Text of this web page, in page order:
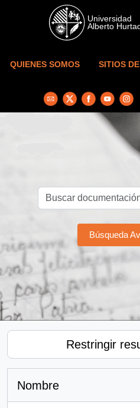
Skip to main content
QUIENES SOMOS SITIOS
Búsqueda
Restringir
Nombre